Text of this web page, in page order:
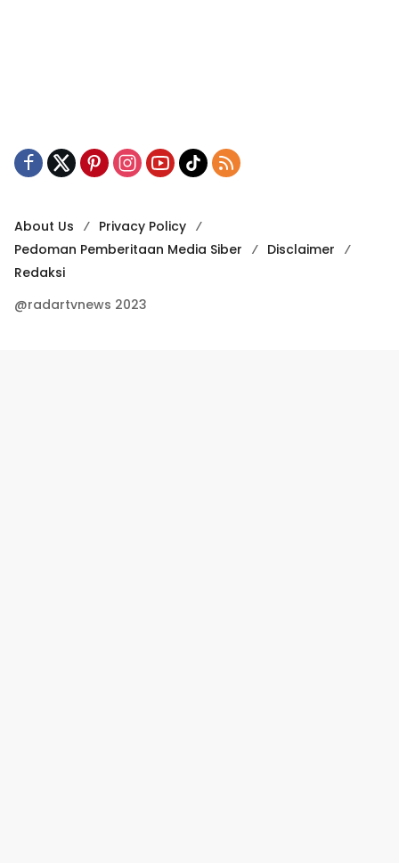
About Us
Privacy Policy
Pedoman Pemberitaan Media Siber
Disclaimer
Redaksi
@radartvnews 2023